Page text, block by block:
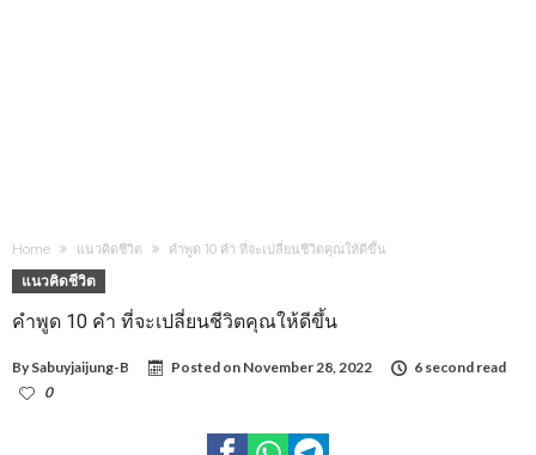
Home แนวคิดชีวิต คำพูด 10 คำ ที่จะเปลี่ยนชีวิตคุณให้ดีขึ้น
แนวคิดชีวิต
คำพูด 10 คำ ที่จะเปลี่ยนชีวิตคุณให้ดีขึ้น
By Sabuyjaijung-B Posted on November 28, 2022
6 second read
0